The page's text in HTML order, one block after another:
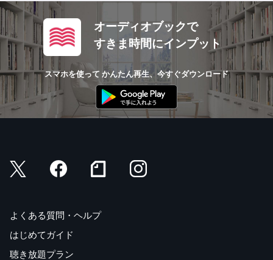
オーディオブックで
すきま時間にインプット
スマホを使って かんたん再生、今すぐダウンロード
よくある質問・ヘルプ
はじめてガイド
聴き放題プラン